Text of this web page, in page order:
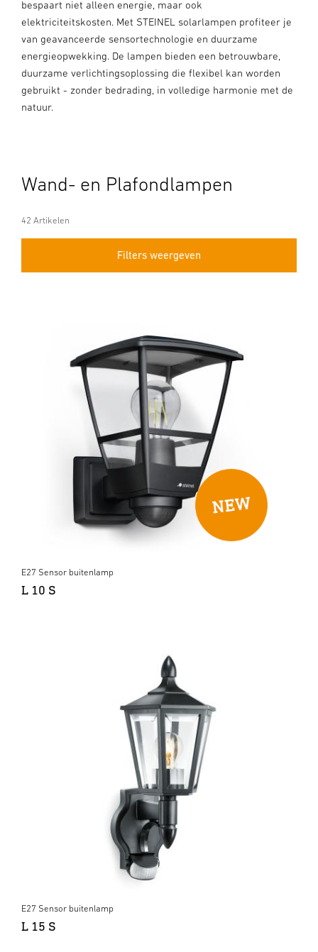
bespaart niet alleen energie, maar ook
elektriciteitskosten. Met STEINEL solarlampen profiteer je
van geavanceerde sensortechnologie en duurzame
energieopwekking. De lampen bieden een betrouwbare,
duurzame verlichtingsoplossing die flexibel kan worden
gebruikt - zonder bedrading, in volledige harmonie met de
natuur.
Wand- en Plafondlampen
42 Artikelen
Filters weergeven
E27 Sensor buitenlamp
L 10 S
E27 Sensor buitenlamp
L 15 S